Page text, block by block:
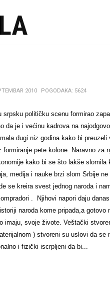
2010 POGODAKA: 5624
srpsku političku scenu formirao
da je i većinu kadrova na
dugi niz godina kako bi
pete kolone. Naravno za
kako bi se što lakše
medija i nauke brzi slom Srbije
se kreira svest jednog naroda i
. Njihovi napori daju
naroda kome pripada,a
imaju, svoje živote. Veštački
) stvoreni su uslovi da
i fizički iscrpljeni da bi...